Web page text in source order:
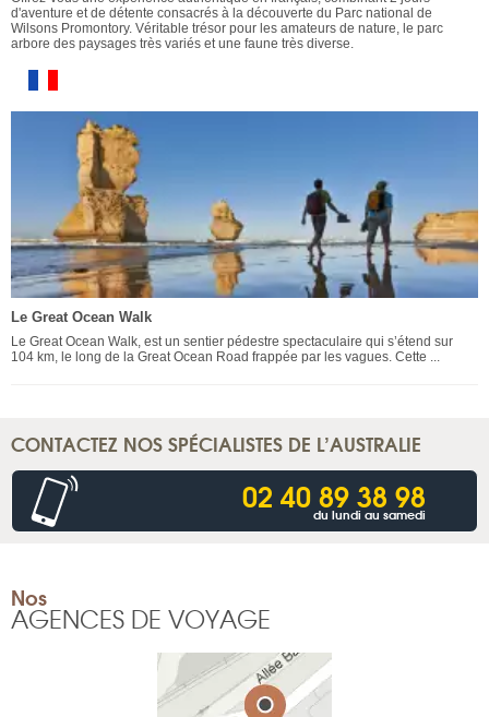
d'aventure et de détente consacrés à la découverte du Parc national de
Wilsons Promontory. Véritable trésor pour les amateurs de nature, le parc
arbore des paysages très variés et une faune très diverse.
Le Great Ocean Walk
Le Great Ocean Walk, est un sentier pédestre spectaculaire qui s’étend sur
104 km, le long de la Great Ocean Road frappée par les vagues. Cette ...
CONTACTEZ NOS SPÉCIALISTES DE L’AUSTRALIE
02 40 89 38 98
du lundi au samedi
Nos
AGENCES DE VOYAGE